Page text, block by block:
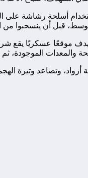
أسلحة رشاشة على
قبل أن ينسحبوا
موقعًا عسكريًا يقع
والمعدات
وتصاعد وتيرة